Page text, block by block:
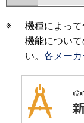
※
機種によって
機能につい
い。 各メー